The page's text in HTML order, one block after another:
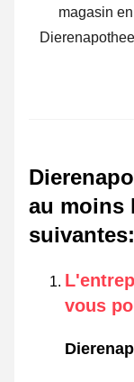
magasin
au moins
suivantes:
vous